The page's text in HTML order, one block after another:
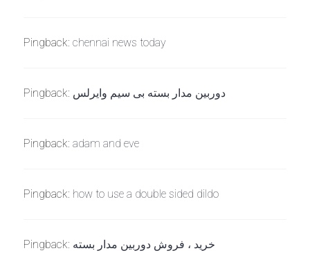
Pingback: chennai news today
Pingback: دوربین مدار بسته بی سیم وایرلس
Pingback: adam and eve
Pingback: how to use a double sided dildo
Pingback: خرید ، فروش دوربین مدار بسته